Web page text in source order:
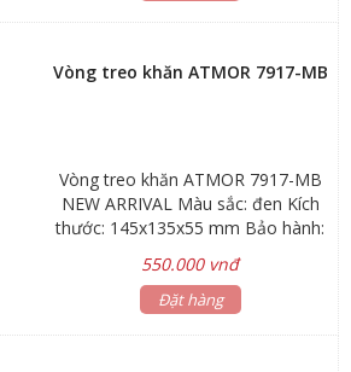
Vòng treo khăn ATMOR 7917-MB
Vòng treo khăn ATMOR 7917-MB
NEW ARRIVAL Màu sắc: đen Kích
thước: 145x135x55 mm Bảo hành:
phụ kiện 1 năm Hãng sản xuất:
ATMOR Mã sản phẩm: 7917-MB
550.000 vnđ
Đặt hàng